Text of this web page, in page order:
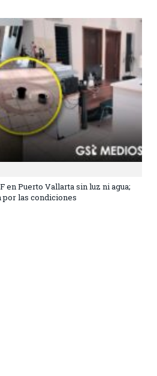
en Puerto Vallarta sin luz ni agua;
por las condiciones